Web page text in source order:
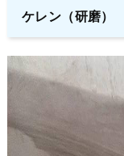
ケレン（研磨）